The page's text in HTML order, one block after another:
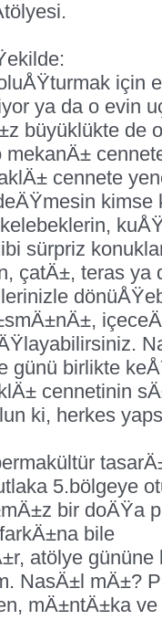
için
ya da o evin
büyüklükte de
cennete
kimse
ebeklerin,
sürpriz
çatÄ±, teras ya
günü birlikte
cennetinin
ki, herkes
5.bölgeye
bir doÄŸa
bile
atölye gününe
NasÄ±l mÄ±?
mÄ±ntÄ±ka